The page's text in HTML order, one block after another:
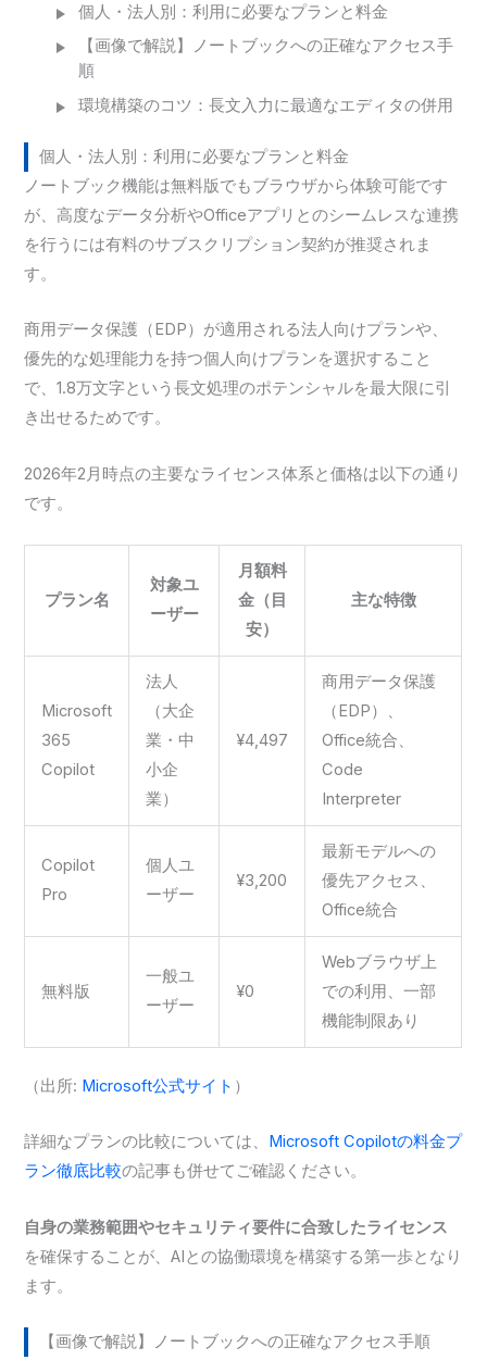
個人・法人別：利用に必要なプランと料金
【画像で解説】ノートブックへの正確なアクセス手
順
環境構築のコツ：長文入力に最適なエディタの併用
個人・法人別：利用に必要なプランと料金
ノートブック機能は無料版でもブラウザから体験可能です
が、高度なデータ分析やOfficeアプリとのシームレスな連携
を行うには有料のサブスクリプション契約が推奨されま
す。
商用データ保護（EDP）が適用される法人向けプランや、
優先的な処理能力を持つ個人向けプランを選択すること
で、1.8万文字という長文処理のポテンシャルを最大限に引
き出せるためです。
2026年2月時点の主要なライセンス体系と価格は以下の通り
です。
プラン名
対象ユ
ーザー
月額料
金（目
安）
主な特徴
Microsoft
365
Copilot
法人
（大企
業・中
小企
業）
¥4,497
商用データ保護
（EDP）、
Office統合、
Code
Interpreter
Copilot
Pro
個人ユ
ーザー
¥3,200
最新モデルへの
優先アクセス、
Office統合
無料版
一般ユ
ーザー
¥0
Webブラウザ上
での利用、一部
機能制限あり
（出所: Microsoft公式サイト ）
詳細なプランの比較については、
Microsoft Copilotの料金プ
ラン徹底比較の記事も併せてご確認ください。
自身の業務範囲やセキュリティ要件に合致したライセンス
を確保することが、AIとの協働環境を構築する第一歩となり
ます。
【画像で解説】ノートブックへの正確なアクセス手順